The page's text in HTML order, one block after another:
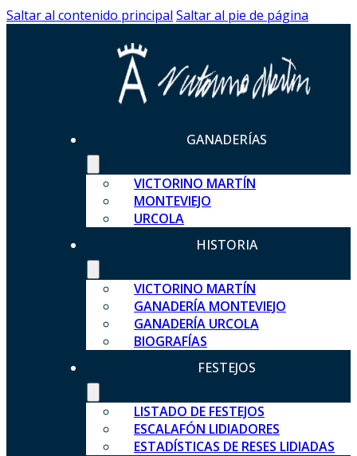
Saltar al contenido principal Saltar al pie de página
GANADERÍAS
VICTORINO MARTÍN
MONTEVIEJO
URCOLA
HISTORIA
VICTORINO MARTÍN
GANADERÍA MONTEVIEJO
GANADERÍA URCOLA
BIOGRAFÍAS
FESTEJOS
LISTADO DE FESTEJOS
ESCALAFÓN LIDIADORES
ESTADÍSTICAS DE RESES LIDIADAS